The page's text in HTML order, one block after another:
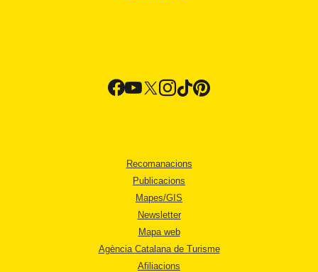
Recomanacions
Publicacions
Mapes/GIS
Newsletter
Mapa web
Agència Catalana de Turisme
Afiliacions